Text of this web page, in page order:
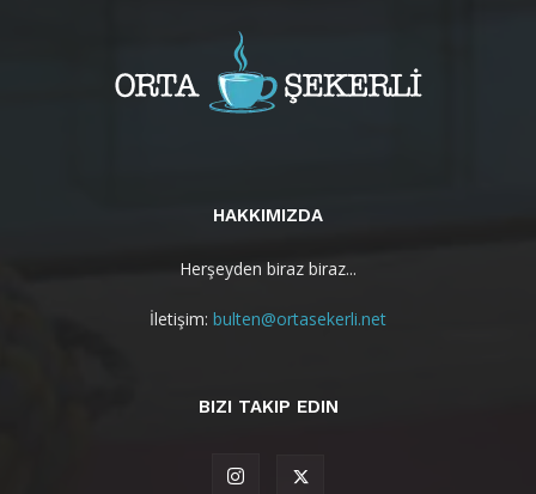
HAKKIMIZDA
Herşeyden biraz biraz...
İletişim: bulten@ortasekerli.net
BIZI TAKIP EDIN